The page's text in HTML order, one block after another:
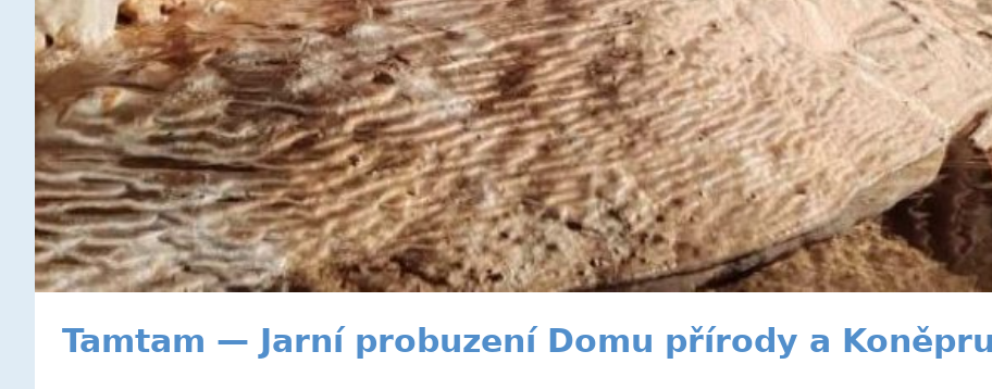
Tamtam — Jarní probuzení Domu přírody a